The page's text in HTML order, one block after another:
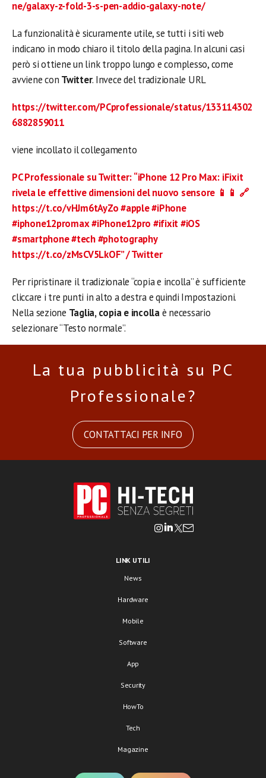
ne/galaxy-z-fold-3-s-pen-addio-galaxy-note/
La funzionalità è sicuramente utile, se tutti i siti web
indicano in modo chiaro il titolo della pagina. In alcuni casi
però si ottiene un link troppo lungo e complesso, come
avviene con Twitter. Invece del tradizionale URL
https://twitter.com/PCprofessionale/status/133114302
6882859011
viene incollato il collegamento
PC Professionale su Twitter: “iPhone 12 Pro Max: iFixit
rivela le effettive dimensioni del nuovo sensore 📱📱 🔗
https://t.co/vHJm6tAyZo #apple #iPhone
#iphone12promax #iPhone12pro #ifixit #iOS
#smartphone #tech #photography
https://t.co/zMsCV5LkOF” / Twitter
Per ripristinare il tradizionale “copia e incolla” è sufficiente
cliccare i tre punti in alto a destra e quindi Impostazioni.
Nella sezione Taglia, copia e incollaè necessario
selezionare “Testo normale”.
La tua pubblicità su PC
Professionale?
CONTATTACI PER INFO
LINK UTILI
News
Hardware
Mobile
Software
App
Security
HowTo
Tech
Magazine